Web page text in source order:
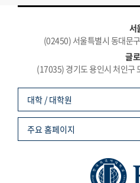
서
(02450) 서울특별시 동대문
글
(17035) 경기도 용인시 처인
대학 / 대학원
주요 홈페이지